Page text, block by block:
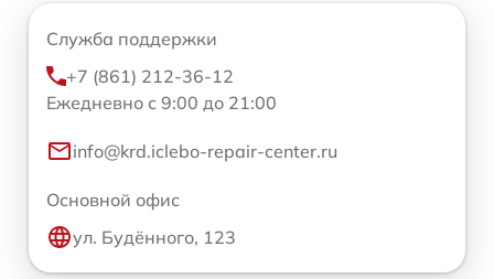
Служба поддержки
+7 (861) 212-36-12
Ежедневно с 9:00 до 21:00
info@krd.iclebo-repair-center.ru
Основной офис
ул. Будённого, 123